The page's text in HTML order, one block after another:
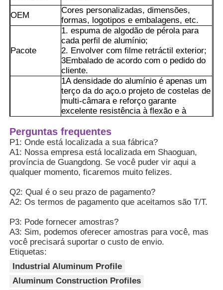
Lar
OEM
Cores personalizadas, dimensões,
formas, logotipos e embalagens, etc.
Pacote
1. espuma de algodão de pérola para
cada perfil de alumínio;
2. Envolver com filme retráctil exterior;
3Embalado de acordo com o pedido do
cliente.
Vantagens
1A densidade do alumínio é apenas um
terço da do aço.o projeto de costelas de
multi-câmara e reforço garante
excelente resistência à flexão e à
equipamento e materiais de forma
estável.
2A superfície pode ser tratada com
processos tais como anodização ou
arejamento, o que aumentará ainda
aparência.
3A redução do peso reduz os custos de
trabalho e o tempo de construção e a
resistência à corrosão prolonga a vida
útil.oferece uma melhor relação custo-
compatível com vários componentes de
ligação, permitindo a montagem rápida
Perguntas frequentes
P1: Onde está localizada a sua fábrica?
A1: Nossa empresa está localizada em Shaoguan,
província de Guangdong. Se você puder vir aqui a
qualquer momento, ficaremos muito felizes.
Q2: Qual é o seu prazo de pagamento?
A2: Os termos de pagamento que aceitamos são T/T.
P3: Pode fornecer amostras?
A3: Sim, podemos oferecer amostras para você, mas
você precisará suportar o custo de envio.
Etiquetas:
Industrial Aluminum Profile
Aluminum Construction Profiles